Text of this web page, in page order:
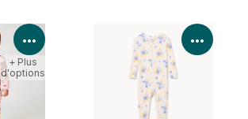
Voir les détails du produit
+ Plus
d'options
Voir